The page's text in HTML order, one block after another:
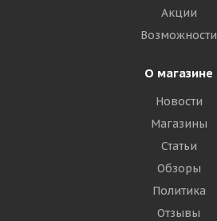
Акции
Возможности
О магазине
Новости
Магазины
Статьи
Обзоры
Политика
Отзывы